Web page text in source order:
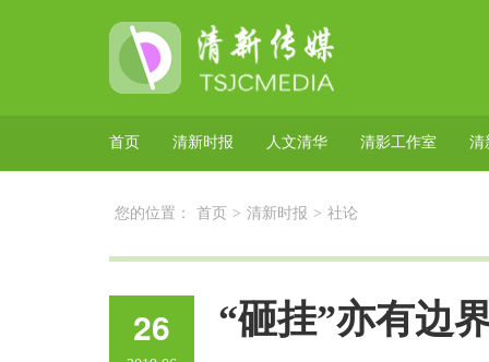
首页 清新时报 人文清华 清影工作室 清
您的位置： 首页 > 清新时报 > 社论
26 “砸挂”亦有边